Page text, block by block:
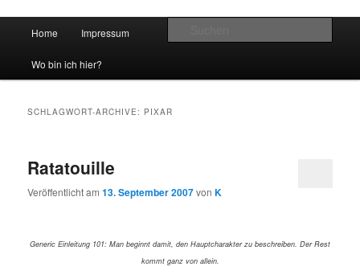
vidgames.de
Zum Inhalt wechseln
Zum sekundären Inhalt wechseln
Home Impressum
Wo bin ich hier?
SCHLAGWORT-ARCHIVE: PIXAR
Ratatouille
Veröffentlicht am13. September 2007vonK
Generic Einleitung 101: Man beginnt damit, den Hauptcharakter zu beschreiben. Der Rest
kommt ganz von allein.